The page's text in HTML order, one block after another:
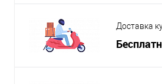
Доставка